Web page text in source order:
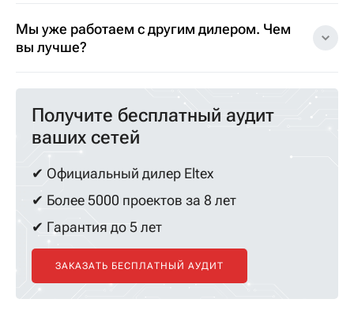
Мы уже работаем с другим дилером. Чем
вы лучше?
Получите бесплатный аудит
ваших сетей
✔ Официальный дилер Eltex
✔ Более 5000 проектов за 8 лет
✔ Гарантия до 5 лет
ЗАКАЗАТЬ БЕСПЛАТНЫЙ АУДИТ